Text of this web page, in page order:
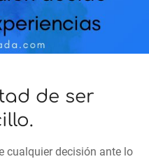
de ser
cualquier decisión ante lo